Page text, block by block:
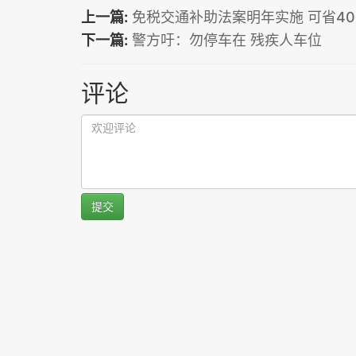
上一篇: 免税交通补助法案明年实施 可省
下一篇: 警方吁：勿停车在 残疾人车位
评论
提交